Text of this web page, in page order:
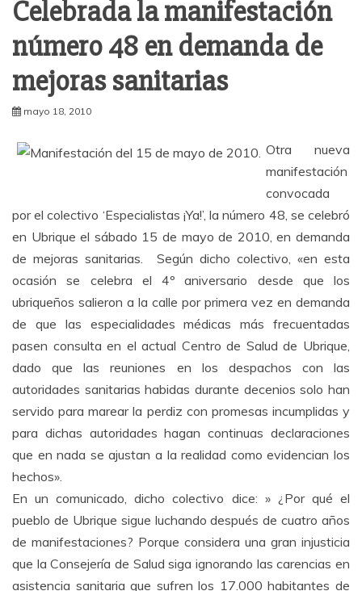
Celebrada la manifestación
número 48 en demanda de
mejoras sanitarias
mayo 18, 2010
Otra nueva
manifestación
convocada
por el colectivo ‘Especialistas ¡Ya!’, la número 48, se celebró
en Ubrique el sábado 15 de mayo de 2010, en demanda
de mejoras sanitarias. Según dicho colectivo, «en esta
ocasión se celebra el 4º aniversario desde que los
ubriqueños salieron a la calle por primera vez en demanda
de que las especialidades médicas más frecuentadas
pasen consulta en el actual Centro de Salud de Ubrique,
dado que las reuniones en los despachos con las
autoridades sanitarias habidas durante decenios solo han
servido para marear la perdiz con promesas incumplidas y
para dichas autoridades hagan continuas declaraciones
que en nada se ajustan a la realidad como evidencian los
hechos».
En un comunicado, dicho colectivo dice: » ¿Por qué el
pueblo de Ubrique sigue luchando después de cuatro años
de manifestaciones? Porque considera una gran injusticia
que la Consejería de Salud siga ignorando las carencias en
asistencia sanitaria que sufren los 17.000 habitantes de